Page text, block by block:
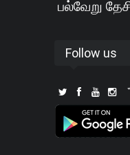
பல்வேறு
Follow us